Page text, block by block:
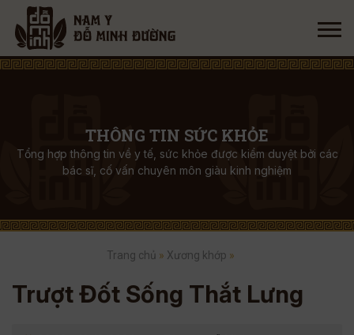
THÔNG TIN SỨC KHỎE
Tổng hợp thông tin về y tế, sức khỏe được kiểm duyệt bởi các
bác sĩ, cố vấn chuyên môn giàu kinh nghiệm
Trang chủ » Xương khớp »
Trượt Đốt Sống Thắt Lưng